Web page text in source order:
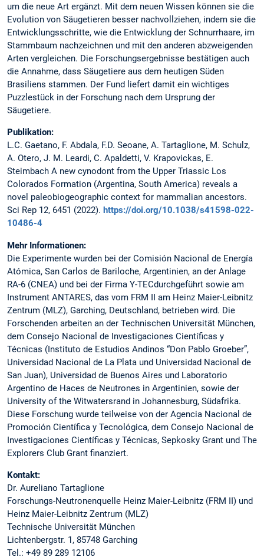
um die neue Art ergänzt. Mit dem neuen Wissen können sie die
Evolution von Säugetieren besser nachvollziehen, indem sie die
Entwicklungsschritte, wie die Entwicklung der Schnurrhaare, im
Stammbaum nachzeichnen und mit den anderen abzweigenden
Arten vergleichen. Die Forschungsergebnisse bestätigen auch
die Annahme, dass Säugetiere aus dem heutigen Süden
Brasiliens stammen. Der Fund liefert damit ein wichtiges
Puzzlestück in der Forschung nach dem Ursprung der
Säugetiere.
Publikation:
L.C. Gaetano, F. Abdala, F.D. Seoane, A. Tartaglione, M. Schulz,
A. Otero, J. M. Leardi, C. Apaldetti, V. Krapovickas, E.
Steimbach A new cynodont from the Upper Triassic Los
Colorados Formation (Argentina, South America) reveals a
novel paleobiogeographic context for mammalian ancestors.
Sci Rep 12, 6451 (2022). https://doi.org/10.1038/s41598-022-
10486-4
Mehr Informationen:
Die Experimente wurden bei der Comisión Nacional de Energía
Atómica, San Carlos de Bariloche, Argentinien, an der Anlage
RA-6 (CNEA) und bei der Firma Y-TECdurchgeführt sowie am
Instrument ANTARES, das vom FRM II am Heinz Maier-Leibnitz
Zentrum (MLZ), Garching, Deutschland, betrieben wird. Die
Forschenden arbeiten an der Technischen Universität München,
dem Consejo Nacional de Investigaciones Científicas y
Técnicas (Instituto de Estudios Andinos “Don Pablo Groeber”,
Universidad Nacional de La Plata und Universidad Nacional de
San Juan), Universidad de Buenos Aires und Laboratorio
Argentino de Haces de Neutrones in Argentinien, sowie der
University of the Witwatersrand in Johannesburg, Südafrika.
Diese Forschung wurde teilweise von der Agencia Nacional de
Promoción Científica y Tecnológica, dem Consejo Nacional de
Investigaciones Científicas y Técnicas, Sepkosky Grant und The
Explorers Club Grant finanziert.
Kontakt:
Dr. Aureliano Tartaglione
Forschungs-Neutronenquelle Heinz Maier-Leibnitz (FRM II) und
Heinz Maier-Leibnitz Zentrum (MLZ)
Technische Universität München
Lichtenbergstr. 1, 85748 Garching
Tel.: +49 89 289 12106